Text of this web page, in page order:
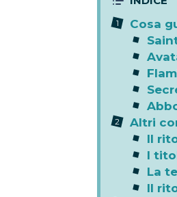
Cosa
Altri
Il
I
La
Il